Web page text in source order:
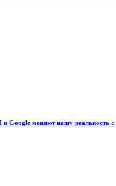
и Google меняют нашу реальность